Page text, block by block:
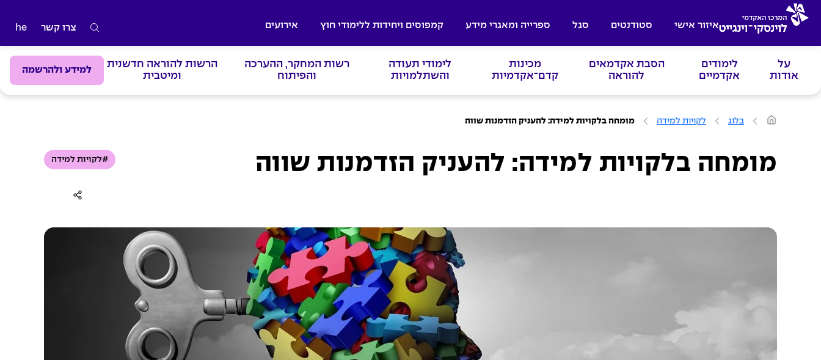
איזור אישי סטודנטים סגל ספרייה ומאגרי מידע קמפוסים ויחידות ללימודי חוץ
אירועים
ל
ד
י
ם
צרו קשר he
על
אודות
לימודים
אקדמיים
הסבת אקדמאים
להוראה
מכינות
קדם־אקדמיות
לימודי תעודה
והשתלמויות
רשות המחקר, ההערכה
והפיתוח
הרשות להוראה חדשנית
ומיטבית
למידע ולהרשמה
ע
מ
ה
ב
בלוג לקויות למידה מומחה בלקויות למידה: להעניק הזדמנות שווה
מומחה בלקויות למידה: להעניק הזדמנות שווה #לקויות למידה